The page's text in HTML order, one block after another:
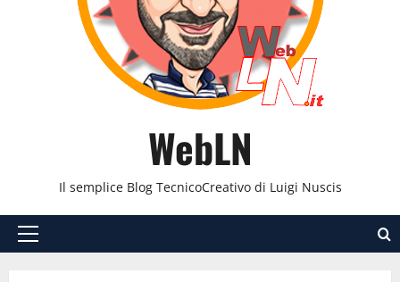
WebLN
Il semplice Blog TecnicoCreativo di Luigi Nuscis
Menu